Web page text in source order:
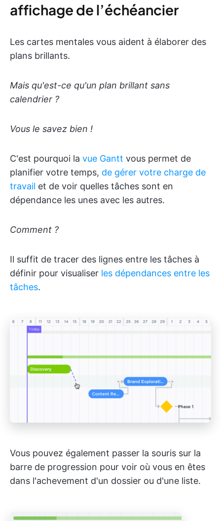
affichage de l’échéancier
Les cartes mentales vous aident à élaborer des
plans brillants.
Mais qu'est-ce qu'un plan brillant sans
calendrier ?
Vous le savez bien !
C'est pourquoi la vue Gantt vous permet de
planifier votre temps, de gérer votre charge de
travail et de voir quelles tâches sont en
dépendance les unes avec les autres.
Comment ?
Il suffit de tracer des lignes entre les tâches à
définir pour visualiser les dépendances entre les
tâches.
Vous pouvez également passer la souris sur la
barre de progression pour voir où vous en êtes
dans l'achevement d'un dossier ou d'une liste.